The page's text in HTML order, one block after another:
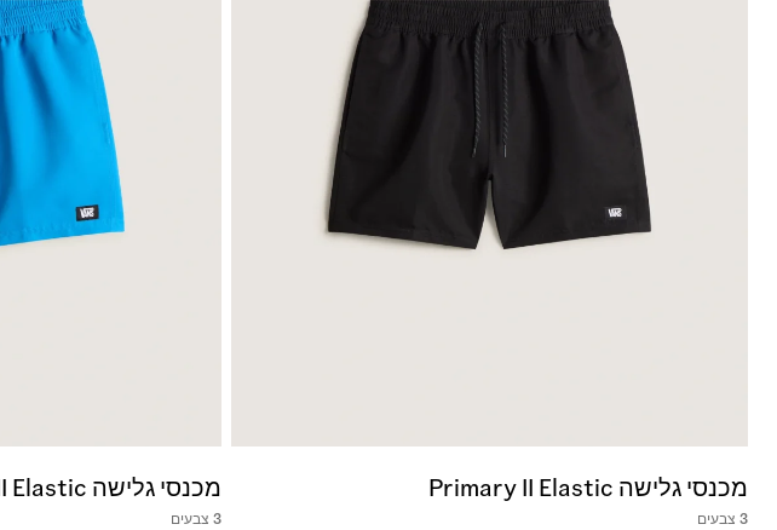
מכנסי גלישה Primary II Elastic
3 צבעים
מכנסי גלישה Primary II Elastic
3 צבעים